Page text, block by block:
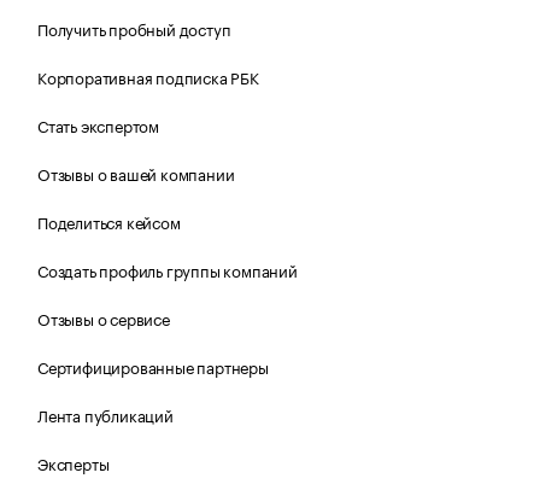
Получить пробный доступ
Корпоративная подписка РБК
Стать экспертом
Отзывы о вашей компании
Поделиться кейсом
Создать профиль группы компаний
Отзывы о сервисе
Сертифицированные партнеры
Лента публикаций
Эксперты